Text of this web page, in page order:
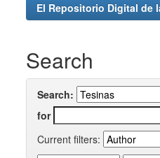
El Repositorio Digital de
Search
Search:
for
Current filters: